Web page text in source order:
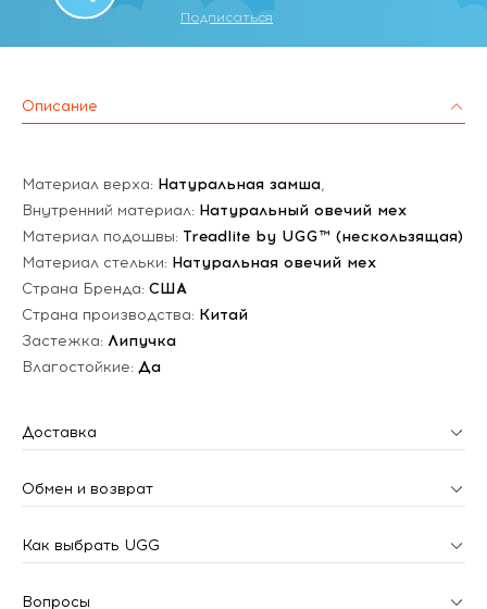
Подписаться
Описание
Материал верха: Натуральная замша,
Внутренний материал: Натуральный овечий мех
Материал подошвы: Treadlite by UGG™ (нескользящая)
Материал стельки: Натуральная овечий мех
Страна Бренда: США
Страна производства: Китай
Застежка: Липучка
Влагостойкие: Да
Доставка
Обмен и возврат
Как выбрать UGG
Вопросы